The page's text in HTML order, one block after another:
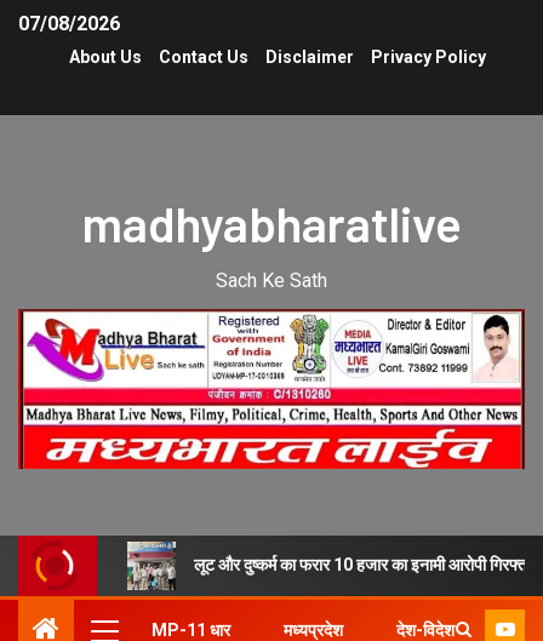
07/08/2026
About Us Contact Us Disclaimer Privacy Policy
madhyabharatlive
Sach Ke Sath
लूट और दुष्कर्म का फरार 10 हजार का इनामी आरोपी गिरफ्तार
MP-11 धार मध्यप्रदेश देश-विदेश